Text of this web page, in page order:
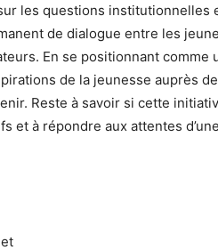
les questions institutionnelles
de dialogue entre les
En se positionnant comme
de la jeunesse auprès
Reste à savoir si cette
et à répondre aux attentes